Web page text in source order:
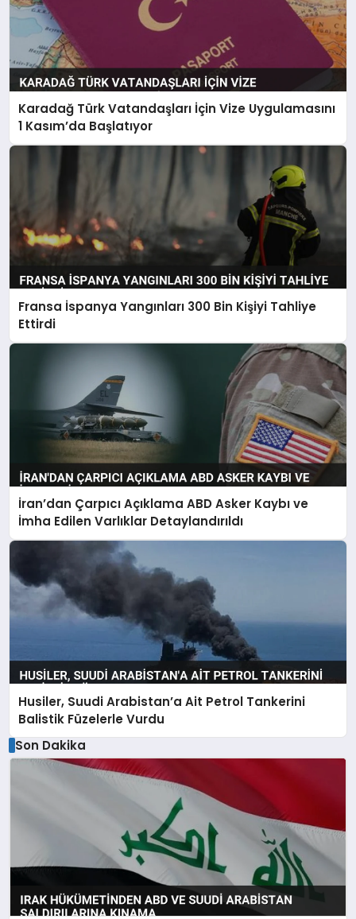
Karadağ Türk Vatandaşları İçin Vize Uygulamasını
1 Kasım’da Başlatıyor
Fransa İspanya Yangınları 300 Bin Kişiyi Tahliye
Ettirdi
İran’dan Çarpıcı Açıklama ABD Asker Kaybı ve
İmha Edilen Varlıklar Detaylandırıldı
Husiler, Suudi Arabistan’a Ait Petrol Tankerini
Balistik Füzelerle Vurdu
Son Dakika